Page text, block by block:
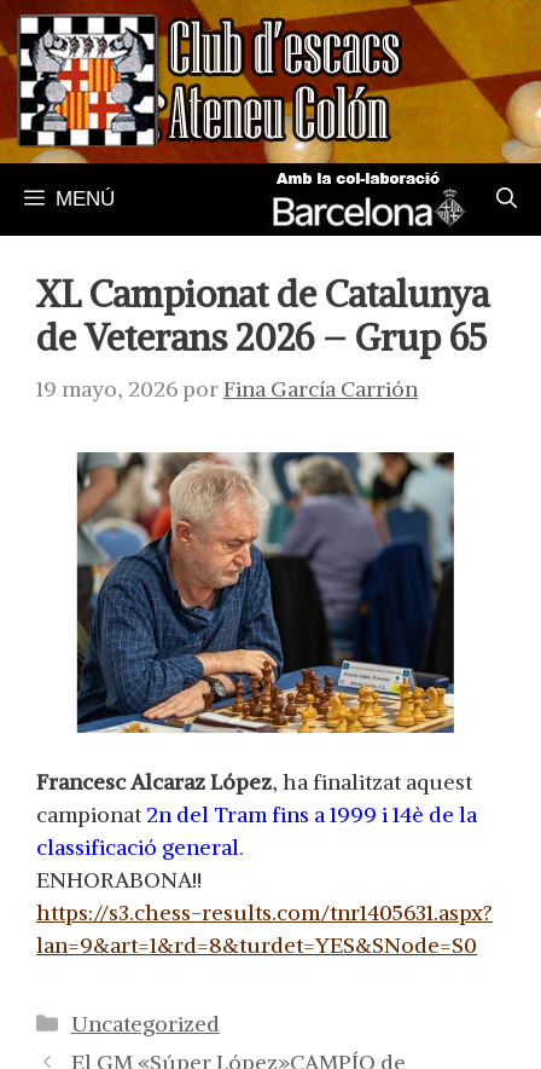
Saltar
al
contenido
MENÚ
XL Campionat de Catalunya
de Veterans 2026 – Grup 65
19 mayo, 2026porFina García Carrión
Francesc Alcaraz López, ha finalitzat aquest
campionat 2n del Tram fins a 1999 i 14è de la
classificació general.
ENHORABONA!!
https://s3.chess-results.com/tnr1405631.aspx?
lan=9&art=1&rd=8&turdet=YES&SNode=S0
Categorías
Uncategorized
El GM «Súper López»CAMPÍO de